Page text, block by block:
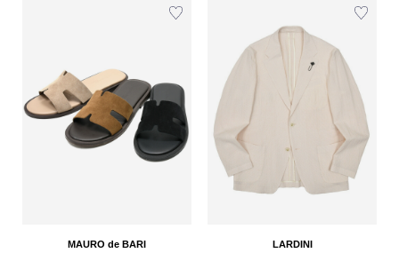
MAURO de BARI LARDINI